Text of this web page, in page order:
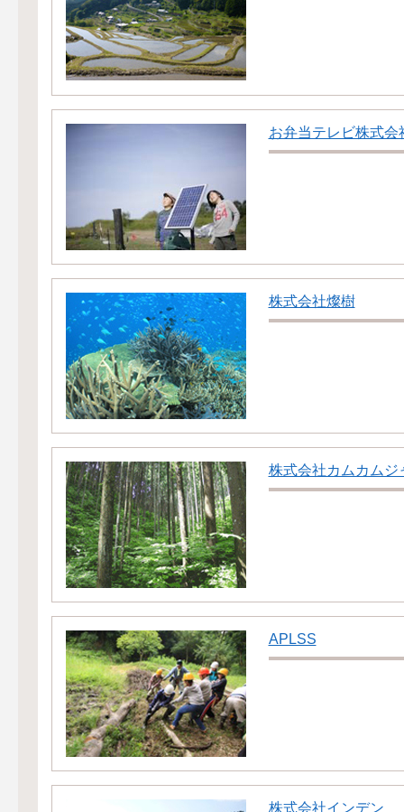
お弁当テレビ株式会
株式会社燦樹
株式会社カムカムジ
APLSS
株式会社インデン